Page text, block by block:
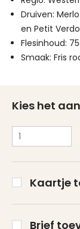
Druiven:
en Petit
Flesinhoud:
Smaak: Fris
Kies het
Kaartje
Brief